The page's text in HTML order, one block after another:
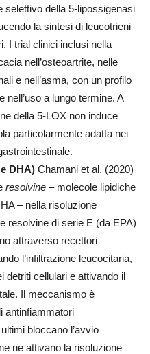
selettivo della 5-lipossigenasi
la sintesi di leucotrieni
I trial clinici inclusi nella
nell’osteoartrite, nelle
e nell’asma, con un profilo
a lungo termine. A
della 5-LOX non induce
particolarmente adatta nei
DHA) Chamani et al. (2020)
resolvine – molecole lipidiche
– nella risoluzione
resolvine di serie E (da EPA)
attraverso recettori
l’infiltrazione leucocitaria,
detriti cellulari e attivando il
Il meccanismo è
antinfiammatori
bloccano l’avvio
ne attivano la risoluzione